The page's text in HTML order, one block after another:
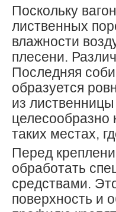
Поскольку
лиственных
влажности
плесени.
Последняя
образуется
из
целесообразно
таких местах,
Перед
обработать
средствами.
поверхность и